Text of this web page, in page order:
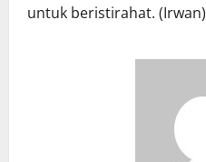
untuk beristirahat. (Irwan)